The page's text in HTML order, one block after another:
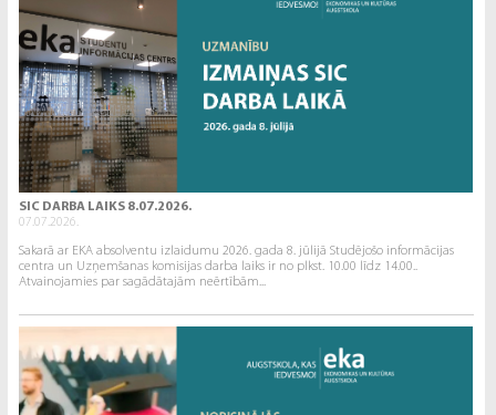
SIC DARBA LAIKS 8.07.2026.
07.07.2026.
Sakarā ar EKA absolventu izlaidumu 2026. gada 8. jūlijā Studējošo informācijas
centra un Uzņemšanas komisijas darba laiks ir no plkst. 10.00 līdz 14.00..
Atvainojamies par sagādātajām neērtībām...